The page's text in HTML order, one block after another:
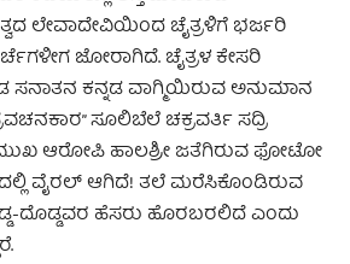
ಲೇವಾದೇವಿಯಿಂದ ಚೈತ್ರಳಿಗೆ ಭರ್ಜರಿ
ಜೋರಾಗಿದೆ. ಚೈತ್ರಳ ಕೇಸರಿ
ಕನ್ನಡ ವಾಗ್ಮಿಯಿರುವ ಅನುಮಾನ
ಸೂಲಿಬೆಲೆ ಚಕ್ರವರ್ತಿ ಸದ್ರಿ
ಆರೋಪಿ ಹಾಲಶ್ರೀ ಜತೆಗಿರುವ ಫೋಟೋ
ವೈರಲ್ ಆಗಿದೆ! ತಲೆ ಮರೆಸಿಕೊಂಡಿರುವ
ದೊಡ್ಡವರ ಹೆಸರು ಹೊರಬರಲಿದೆ ಎಂದು